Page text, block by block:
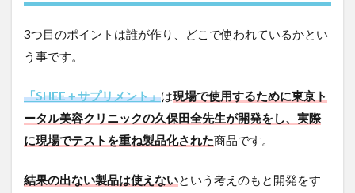
3つ目のポイントは誰が作り、どこで使われているかとい
う事です。
「SHEE＋サプリメント」は現場で使用するために東京ト
ータル美容クリニックの久保田全先生が開発をし、実際
に現場でテストを重ね製品化された商品です。
結果の出ない製品は使えないという考えのもと開発をす